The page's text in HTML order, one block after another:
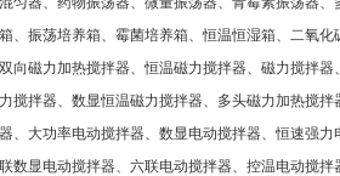
、振荡培养箱、霉菌培养箱、恒温恒湿箱、二氧
向磁力加热搅拌器、恒温磁力搅拌器、磁力搅拌
搅拌器、数显恒温磁力搅拌器、多头磁力加热搅
、大功率电动搅拌器、数显电动搅拌器、恒速强
数显电动搅拌器、六联电动搅拌器、控温电动搅